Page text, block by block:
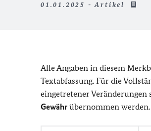
01.01.2025 - Artikel
Alle Angaben in diesem
Textabfassung. Für die
eingetretener
Gewähr übernommen werden.